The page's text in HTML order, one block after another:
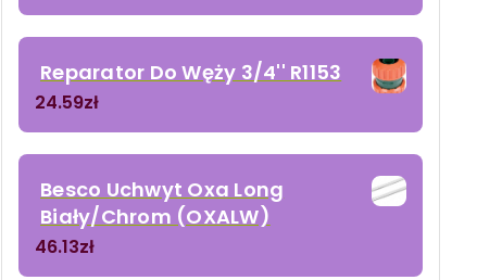
Reparator Do Węży 3/4'' R1153
24.59zł
Besco Uchwyt Oxa Long
Biały/Chrom (OXALW)
46.13zł